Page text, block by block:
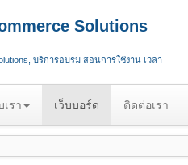
Solutions
บริการอบรม สอนการใช้งาน เวลา
รา เว็บบอร์ด ติดต่อเรา